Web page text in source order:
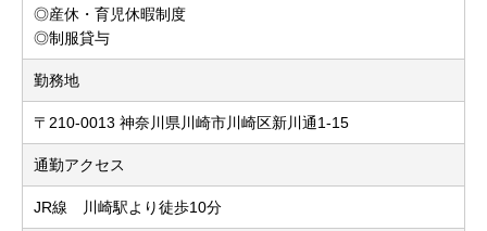
◎産休・育児休暇制度
◎制服貸与
勤務地
〒210-0013 神奈川県川崎市川崎区新川通1-15
通勤アクセス
JR線 川崎駅より徒歩10分